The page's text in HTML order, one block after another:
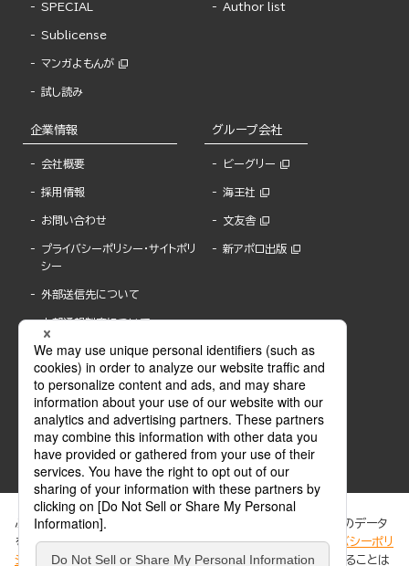
SPECIAL
Sublicense
マンガよもんが
試し読み
Author list
企業情報
会社概要
採用情報
お問い合わせ
プライバシーポリシー・サイトポリ
シー
外部送信先について
内部通報制度について
グループ会社
ビーグリー
海王社
文友舎
新アポロ出版
ぶんか社が運営するサイトでは、利便性向上のためにCookie等のデータ
を使用しています。 当社のCookieについての詳細は、「プライバシーポリ
シー
」をご覧ください。当サイトでは、訪問者の個人情報を追跡することは